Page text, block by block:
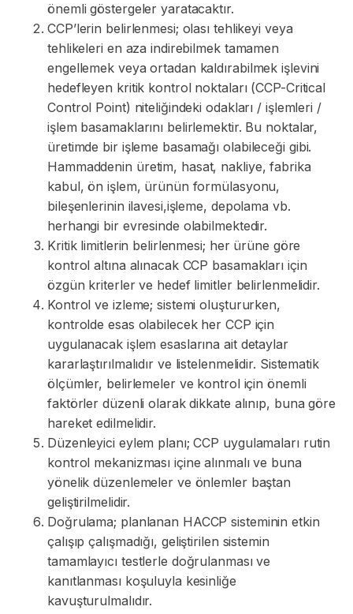
önemli göstergeler yaratacaktır.
CCP’lerin belirlenmesi; olası tehlikeyi veya
tehlikeleri en aza indirebilmek tamamen
engellemek veya ortadan kaldırabilmek işlevini
hedefleyen kritik kontrol noktaları (CCP-Critical
Control Point) niteliğindeki odakları / işlemleri /
işlem basamaklarını belirlemektir. Bu noktalar,
üretimde bir işleme basamağı olabileceği gibi.
Hammaddenin üretim, hasat, nakliye, fabrika
kabul, ön işlem, ürünün formülasyonu,
bileşenlerinin ilavesi,işleme, depolama vb.
herhangi bir evresinde olabilmektedir.
Kritik limitlerin belirlenmesi; her ürüne göre
kontrol altına alınacak CCP basamakları için
özgün kriterler ve hedef limitler belirlenmelidir.
Kontrol ve izleme; sistemi oluştururken,
kontrolde esas olabilecek her CCP için
uygulanacak işlem esaslarına ait detaylar
kararlaştırılmalıdır ve listelenmelidir. Sistematik
ölçümler, belirlemeler ve kontrol için önemli
faktörler düzenli olarak dikkate alınıp, buna göre
hareket edilmelidir.
Düzenleyici eylem planı; CCP uygulamaları rutin
kontrol mekanizması içine alınmalı ve buna
yönelik düzenlemeler ve önlemler baştan
geliştirilmelidir.
Doğrulama; planlanan HACCP sisteminin etkin
çalışıp çalışmadığı, geliştirilen sistemin
tamamlayıcı testlerle doğrulanması ve
kanıtlanması koşuluyla kesinliğe
kavuşturulmalıdır.